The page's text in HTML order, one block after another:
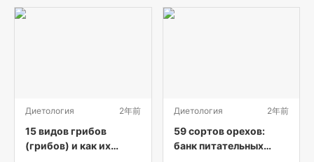
Диетология 2年前
15 видов грибов
(грибов) и как их
Диетология 2年前
59 сортов орехов:
банк питательных